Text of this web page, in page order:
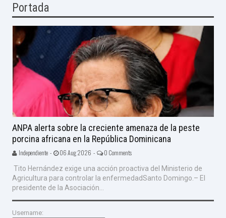
Portada
ANPA alerta sobre la creciente amenaza de la peste
porcina africana en la República Dominicana
Independiente - 06 Aug 2026 - 0 Comments
Tito Hernández exige una acción proactiva del Ministerio de
Agricultura para controlar la enfermedadSanto Domingo.– El
presidente de la Asociación...
Username: